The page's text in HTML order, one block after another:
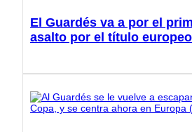
El Guardés va a por el
asalto por el título europeo